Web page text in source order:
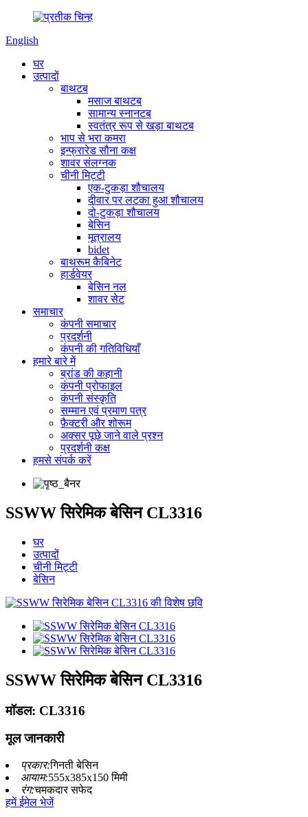
English
घर
उत्पादों
बाथटब
मसाज बाथटब
सामान्य स्नानटब
स्वतंत्र रूप से खड़ा बाथटब
भाप से भरा कमरा
इन्फ्रारेड सौना कक्ष
शावर संलग्नक
चीनी मिट्टी
एक-टुकड़ा शौचालय
दीवार पर लटका हुआ शौचालय
दो-टुकड़ा शौचालय
बेसिन
मूत्रालय
bidet
बाथरूम कैबिनेट
हार्डवेयर
बेसिन नल
शावर सेट
समाचार
कंपनी समाचार
प्रदर्शनी
कंपनी की गतिविधियाँ
हमारे बारे में
ब्रांड की कहानी
कंपनी प्रोफाइल
कंपनी संस्कृति
सम्मान एवं प्रमाण पत्र
फ़ैक्टरी और शोरूम
अक्सर पूछे जाने वाले प्रश्न
प्रदर्शनी कक्ष
हमसे संपर्क करें
SSWW सिरेमिक बेसिन CL3316
घर
उत्पादों
चीनी मिट्टी
बेसिन
SSWW सिरेमिक बेसिन CL3316
मॉडल: CL3316
मूल जानकारी
प्रकार:गिनती बेसिन
आयाम:555x385x150 मिमी
रंग:चमकदार सफेद
हमें ईमेल भेजें